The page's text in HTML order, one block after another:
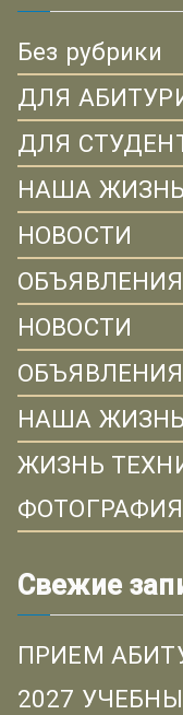
Без рубрики
ДЛЯ
ДЛЯ
НАША ЖИЗНЬ
НОВОСТИ
ОБЪЯВЛЕНИЯ
НОВОСТИ
ОБЪЯВЛЕНИЯ
НАША ЖИЗНЬ
ЖИЗНЬ
Свежие
ПРИЕМ
2027